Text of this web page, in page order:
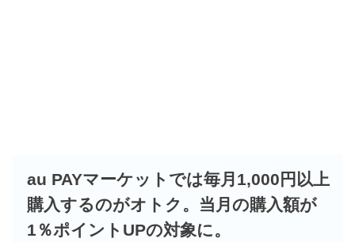
au PAYマーケットでは毎月1,000円以上
購入するのがオトク。当月の購入額が
1％ポイントUPの対象に。